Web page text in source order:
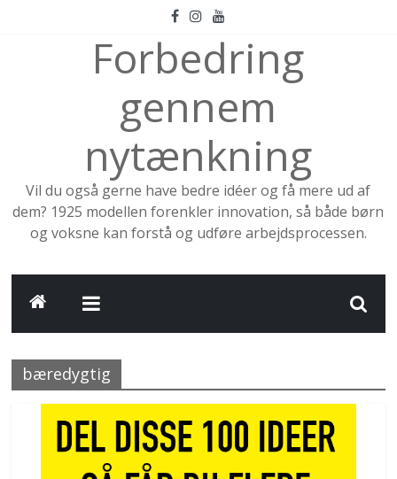
Forbedring
gennem
nytænkning
Vil du også gerne have bedre idéer og få mere ud af
dem? 1925 modellen forenkler innovation, så både børn
og voksne kan forstå og udføre arbejdsprocessen.
bæredygtig